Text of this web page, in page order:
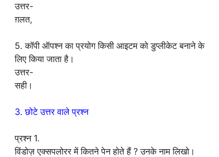
उत्तर-
ग़लत,
5. कॉपी ऑपश्न का प्रयोग किसी आइटम को डुप्लीकेट बनाने के
लिए किया जाता है।
उत्तर-
सही।
3. छोटे उत्तर वाले प्रश्न
प्रश्न 1.
विंडोज़ एक्सपलोरर में कितने पेन होते हैं ? उनके नाम लिखो।